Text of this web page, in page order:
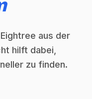
aus der
hilft dabei,
zu finden.